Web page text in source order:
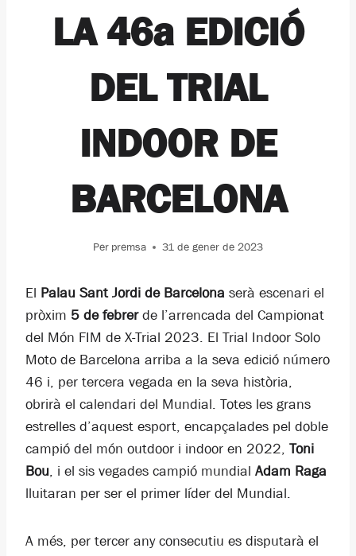
LA 46a EDICIÓ
DEL TRIAL
INDOOR DE
BARCELONA
Per premsa 31 de gener de 2023
El Palau Sant Jordi de Barcelona serà escenari el
pròxim 5 de febrer de l’arrencada del Campionat
del Món FIM de X-Trial 2023. El Trial Indoor Solo
Moto de Barcelona arriba a la seva edició número
46 i, per tercera vegada en la seva història,
obrirà el calendari del Mundial. Totes les grans
estrelles d’aquest esport, encapçalades pel doble
campió del món outdoor i indoor en 2022, Toni
Bou, i el sis vegades campió mundial Adam Raga
lluitaran per ser el primer líder del Mundial.
A més, per tercer any consecutiu es disputarà el